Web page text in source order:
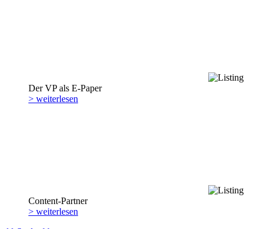
Der VP als E-Paper
> weiterlesen
Content-Partner
> weiterlesen